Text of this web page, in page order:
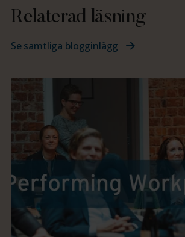
Relaterad läsning
Se samtliga blogginlägg